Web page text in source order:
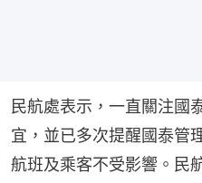
民航處表示，一直關注國
宜，並已多次提醒國泰管
航班及乘客不受影響。民